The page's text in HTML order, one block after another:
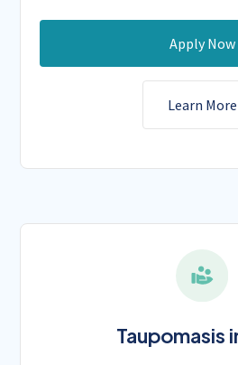
Apply Now
Learn More
Taupomasis